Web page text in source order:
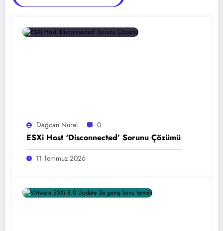
Dağcan Nural 0
ESXi Host ‘Disconnected’ Sorunu Çözümü
11 Temmuz 2026